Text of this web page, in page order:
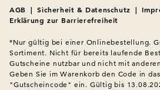
AGB | Sicherheit & Datenschutz |
Erklärung zur Barrierefreiheit
*Nur gültig bei einer Onlinebestellung.
Sortiment. Nicht für bereits laufende
Gutscheine nutzbar und nicht mit
Geben Sie im Warenkorb den Code in
"Gutscheincode" ein. Gültig bis